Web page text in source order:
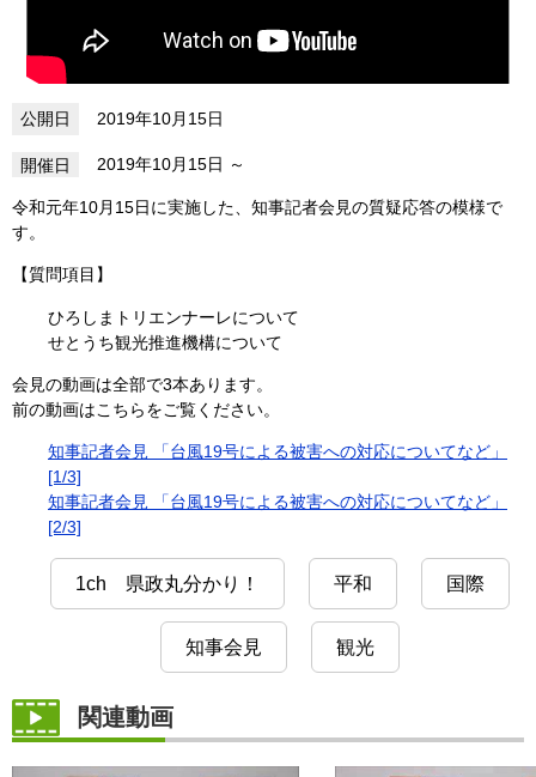
2019年10月15日
2019年10月15日
令和元年10月15日に実施した、知事記者会見の質疑応答の模様で
す。
【質問項目】
ひろしまトリエンナーレについて
せとうち観光推進機構について
会見の動画は全部で3本あります。
前の動画はこちらをご覧ください。
知事記者会見 「台風19号による被害への対応についてなど」
[1/3]
知事記者会見 「台風19号による被害への対応についてなど」
[2/3]
1ch 県政丸分かり！ 平和 国際
知事会見 観光
関連動画